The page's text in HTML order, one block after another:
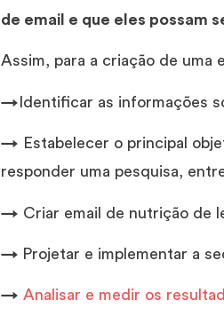
de email e que eles possam
Assim, para a criação de uma
→ Identificar as informações
→ Estabelecer o principal
responder uma pesquisa,
→ Criar email de nutrição de
→ Projetar e implementar a
→ Analisar e medir os